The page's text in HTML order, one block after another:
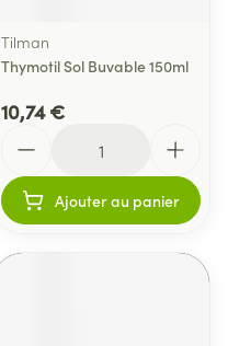
Tilman
Thymotil Sol Buvable 150ml
10,74 €
Ajouter au panier